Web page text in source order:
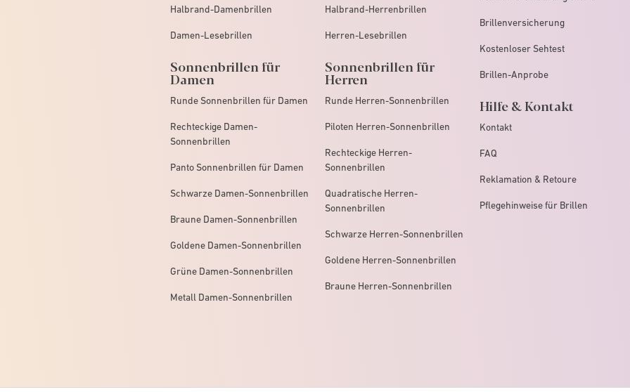
Halbrand-Damenbrillen
Damen-Lesebrillen
Sonnenbrillen für
Damen
Runde Sonnenbrillen für Damen
Rechteckige Damen-
Sonnenbrillen
Panto Sonnenbrillen für Damen
Schwarze Damen-Sonnenbrillen
Braune Damen-Sonnenbrillen
Goldene Damen-Sonnenbrillen
Grüne Damen-Sonnenbrillen
Metall Damen-Sonnenbrillen
Halbrand-Herrenbrillen
Herren-Lesebrillen
Sonnenbrillen für
Herren
Runde Herren-Sonnenbrillen
Piloten Herren-Sonnenbrillen
Rechteckige Herren-
Sonnenbrillen
Quadratische Herren-
Sonnenbrillen
Schwarze Herren-Sonnenbrillen
Goldene Herren-Sonnenbrillen
Braune Herren-Sonnenbrillen
Brillenversicherung
Kostenloser Sehtest
Brillen-Anprobe
Hilfe & Kontakt
Kontakt
FAQ
Reklamation & Retoure
Pflegehinweise für Brillen